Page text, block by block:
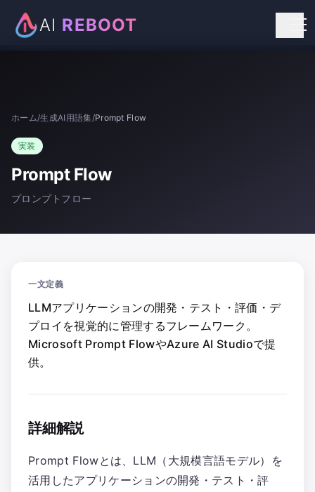
AI REBOOT
お知らせ
お問い合わせ
ホーム/生成AI用語集/Prompt Flow
実装
Prompt Flow
プロンプトフロー
一文定義
LLMアプリケーションの開発・テスト・評価・デ
プロイを視覚的に管理するフレームワーク。
Microsoft Prompt FlowやAzure AI Studioで提
供。
詳細解説
Prompt Flowとは、LLM（大規模言語モデル）を
活用したアプリケーションの開発・テスト・評